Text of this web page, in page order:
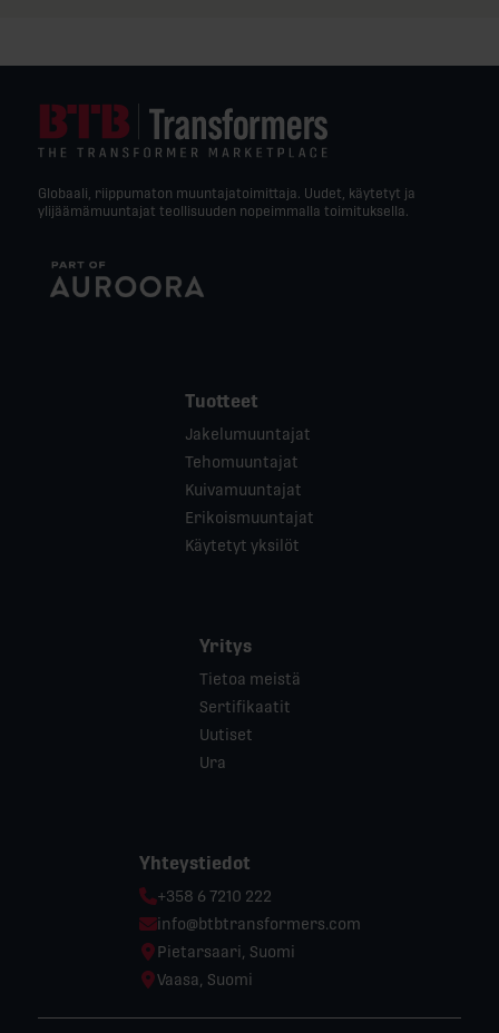
Globaali, riippumaton muuntajatoimittaja. Uudet, käytetyt ja
ylijäämämuuntajat teollisuuden nopeimmalla toimituksella.
Tuotteet
Jakelumuuntajat
Tehomuuntajat
Kuivamuuntajat
Erikoismuuntajat
Käytetyt yksilöt
Yritys
Tietoa meistä
Sertifikaatit
Uutiset
Ura
Yhteystiedot
Phone:
+358 6 7210 222
Email:
info@btbtransformers.com
Location:
Pietarsaari, Suomi
Location:
Vaasa, Suomi